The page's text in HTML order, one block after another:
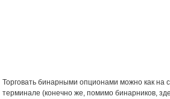
Торговать бинарными опционами можно как на
терминале (конечно же, помимо бинарников,